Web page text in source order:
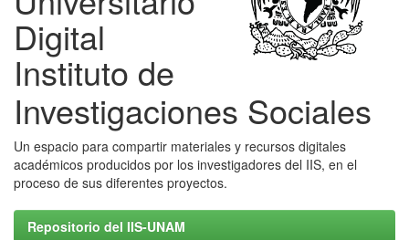
Digital
Instituto de
Investigaciones Sociales
Un espacio para compartir materiales y recursos digitales
académicos producidos por los investigadores del IIS, en el
proceso de sus diferentes proyectos.
Repositorio del IIS-UNAM